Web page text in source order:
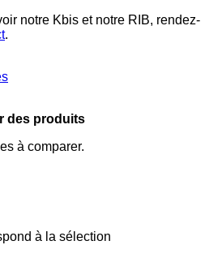
notre Kbis et notre RIB, rendez-
.
des produits
à comparer.
à la sélection